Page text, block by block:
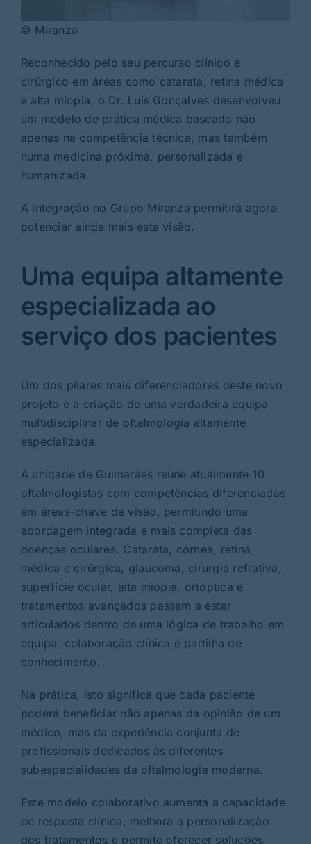
© Miranza
Reconhecido pelo seu percurso clínico e
cirúrgico em áreas como catarata, retina médica
e alta miopia, o Dr. Luís Gonçalves desenvolveu
um modelo de prática médica baseado não
apenas na competência técnica, mas também
numa medicina próxima, personalizada e
humanizada.
A integração no Grupo Miranza permitirá agora
potenciar ainda mais esta visão.
Uma equipa altamente
especializada ao
serviço dos pacientes
Um dos pilares mais diferenciadores deste novo
projeto é a criação de uma verdadeira equipa
multidisciplinar de oftalmologia altamente
especializada.
A unidade de Guimarães reúne atualmente 10
oftalmologistas com competências diferenciadas
em áreas-chave da visão, permitindo uma
abordagem integrada e mais completa das
doenças oculares. Catarata, córnea, retina
médica e cirúrgica, glaucoma, cirurgia refrativa,
superfície ocular, alta miopia, ortóptica e
tratamentos avançados passam a estar
articulados dentro de uma lógica de trabalho em
equipa, colaboração clínica e partilha de
conhecimento.
Na prática, isto significa que cada paciente
poderá beneficiar não apenas da opinião de um
médico, mas da experiência conjunta de
profissionais dedicados às diferentes
subespecialidades da oftalmologia moderna.
Este modelo colaborativo aumenta a capacidade
de resposta clínica, melhora a personalização
dos tratamentos e permite oferecer soluções